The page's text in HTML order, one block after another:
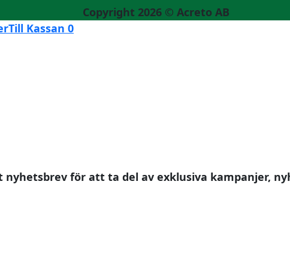
Copyright 2026 © Acreto AB
Till Kassan 0
nyhetsbrev för att ta del av exklusiva kampanjer,